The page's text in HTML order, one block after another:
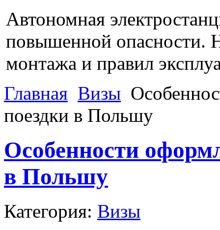
Автономная
повышенной опасности.
монтажа и правил
Главная Визы
поездки в Польшу
Особенности
в Польшу
Категория: Визы